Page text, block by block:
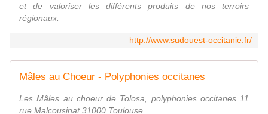
et de valoriser les différents produits de nos terroirs
régionaux.
http://www.sudouest-occitanie.fr/
Mâles au Choeur - Polyphonies occitanes
Les Mâles au choeur de Tolosa, polyphonies occitanes 11
rue Malcousinat 31000 Toulouse